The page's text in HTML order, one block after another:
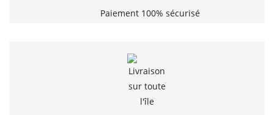
Paiement 100% sécurisé